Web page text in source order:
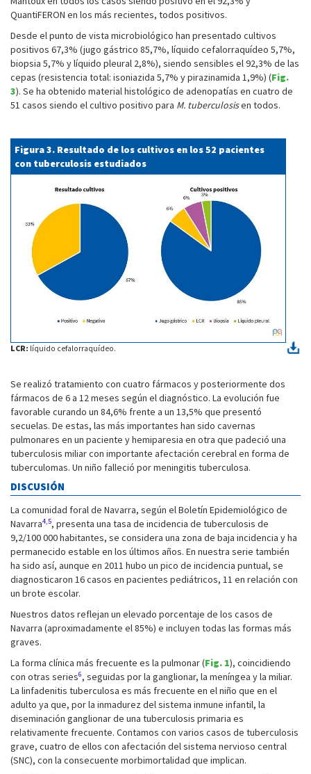
QuantiFERON en los más recientes, todos positivos.
Desde el punto de vista microbiológico han presentado cultivos
positivos 67,3% (jugo gástrico 85,7%, líquido cefalorraquídeo 5,7%,
biopsia 5,7% y líquido pleural 2,8%), siendo sensibles el 92,3% de las
cepas (resistencia total: isoniazida 5,7% y pirazinamida 1,9%) (Fig.
3). Se ha obtenido material histológico de adenopatías en cuatro de
51 casos siendo el cultivo positivo para M. tuberculosisen todos.
Figura 3. Resultado de los cultivos en los 52 pacientes
con tuberculosis estudiados
LCR: líquido cefalorraquídeo.
Se realizó tratamiento con cuatro fármacos y posteriormente dos
fármacos de 6 a 12 meses según el diagnóstico. La evolución fue
favorable curando un 84,6% frente a un 13,5% que presentó
secuelas. De estas, las más importantes han sido cavernas
pulmonares en un paciente y hemiparesia en otra que padeció una
tuberculosis miliar con importante afectación cerebral en forma de
tuberculomas. Un niño falleció por meningitis tuberculosa.
DISCUSIÓN
La comunidad foral de Navarra, según el Boletín Epidemiológico de
Navarra4,5, presenta una tasa de incidencia de tuberculosis de
9,2/100 000 habitantes, se considera una zona de baja incidencia y ha
permanecido estable en los últimos años. En nuestra serie también
ha sido así, aunque en 2011 hubo un pico de incidencia puntual, se
diagnosticaron 16 casos en pacientes pediátricos, 11 en relación con
un brote escolar.
Nuestros datos reflejan un elevado porcentaje de los casos de
Navarra (aproximadamente el 85%) e incluyen todas las formas más
graves.
La forma clínica más frecuente es la pulmonar (Fig. 1), coincidiendo
con otras series6, seguidas por la ganglionar, la meníngea y la miliar.
La linfadenitis tuberculosa es más frecuente en el niño que en el
adulto ya que, por la inmadurez del sistema inmune infantil, la
diseminación ganglionar de una tuberculosis primaria es
relativamente frecuente. Contamos con varios casos de tuberculosis
grave, cuatro de ellos con afectación del sistema nervioso central
(SNC), con la consecuente morbimortalidad que implican.